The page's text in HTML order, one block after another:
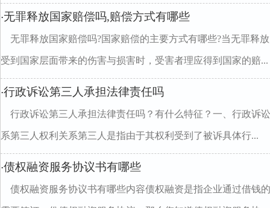
·无罪释放国家赔偿吗,赔偿方式有哪些
无罪释放国家赔偿吗?国家赔偿的主要方式有哪些?当无罪释
受到国家层面带来的伤害与损害时，受害者理应得到国家的赔...
·行政诉讼第三人承担法律责任吗
行政诉讼第三人承担法律责任吗？有什么特征？一、行政诉
系第三人权利关系第三人是指由于其权利受到了被诉具体行...
·债权融资服务协议书有哪些
债权融资服务协议书有哪些内容债权融资是指企业通过借钱